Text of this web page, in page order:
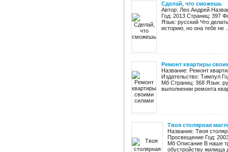
Сделай, что сможешь
Автор: Лео Андрей
Год: 2013 Страниц: 397
Язык: русский Что
историю, но она тебе не
Ремонт квартиры
Название: Ремонт
Издательство: Тимпул
Мб Страниц: 368 Язык:
выполнении ремонта
Твоя столярная
Название: Твоя
Просвещение Год:
Мб Описание В наше
обустройству жилища